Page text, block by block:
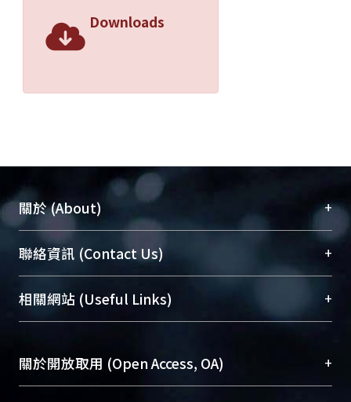
Downloads
關於 (About) +
臺大位居世界頂尖大學之列，為永久珍藏及向國際
展現本校豐碩的研究成果及學術能量，圖書館整合
機構典藏（NTUR）與學術庫（AH）不同功能平
台，成為臺大學術典藏NTU scholars。期能整合研
成果。
To permanently archive and promote researcher
聯絡資訊 (Contact Us) +
總館學科館員(Main Library)
醫學圖書館學科館員(Medical Library)
Sciences Library)
相關網站 (Useful Links) +
關於開放取用 (Open Access, OA) +